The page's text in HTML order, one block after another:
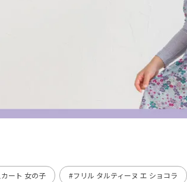
ート 女の子 #フリル タルティーヌ エ ショコラ